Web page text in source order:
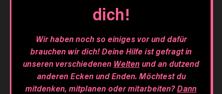
dich!
Wir haben noch so einiges vor und dafür
brauchen wir dich! Deine Hilfe ist gefragt in
unseren verschiedenen Weltenund an dutzend
anderen Ecken und Enden. Möchtest du
mitdenken, mitplanen oder mitarbeiten?Dann